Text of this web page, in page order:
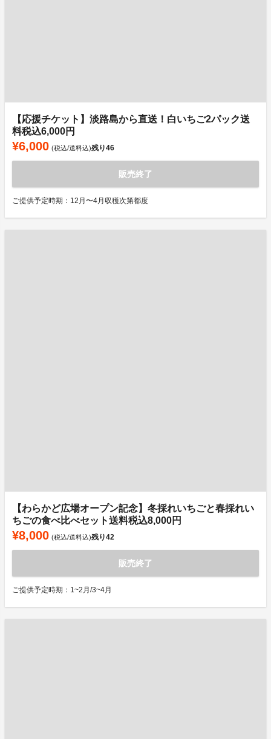
【応援チケット】淡路島から直送！白いちご2パック送
料税込6,000円
¥6,000 (税込/送料込)残り46
販売終了
ご提供予定時期：12月〜4月収穫次第都度
【わらかど広場オープン記念】冬採れいちごと春採れい
ちごの食べ比べセット送料税込8,000円
¥8,000 (税込/送料込)残り42
販売終了
ご提供予定時期：1~2月/3~4月